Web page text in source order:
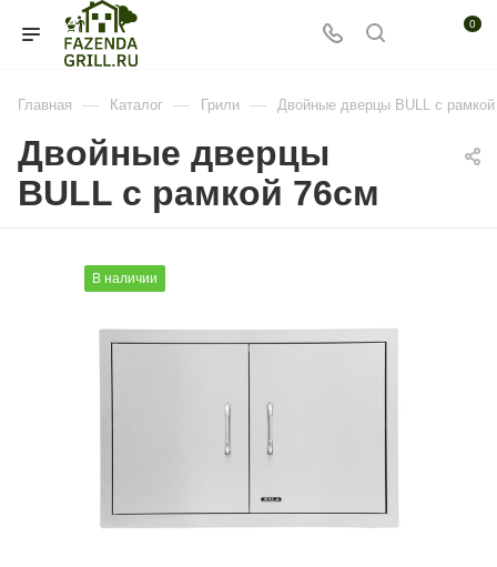
0
Главная — Каталог — Грили — Двойные дверцы BULL с
Двойные дверцы
BULL с рамкой 76см
В наличии